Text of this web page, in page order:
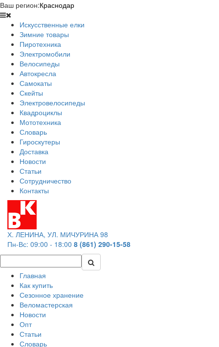
Ваш регион:Краснодар
Искусственные елки
Зимние товары
Пиротехника
Электромобили
Велосипеды
Автокресла
Самокаты
Скейты
Электровелосипеды
Квадроциклы
Мототехника
Словарь
Гироскутеры
Доставка
Новости
Статьи
Сотрудничество
Контакты
Х. ЛЕНИНА, УЛ. МИЧУРИНА 98
Пн-Вс: 09:00 - 18:00 8 (861) 290-15-58
Главная
Как купить
Сезонное хранение
Веломастерская
Новости
Опт
Статьи
Словарь